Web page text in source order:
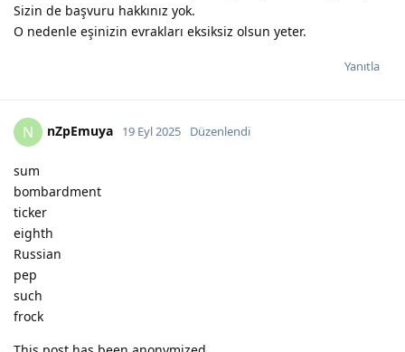
Sizin de başvuru hakkınız yok.
O nedenle eşinizin evrakları eksiksiz olsun yeter.
Yanıtla
N nZpEmuya 19 Eyl 2025 Düzenlendi
sum
bombardment
ticker
eighth
Russian
pep
such
frock